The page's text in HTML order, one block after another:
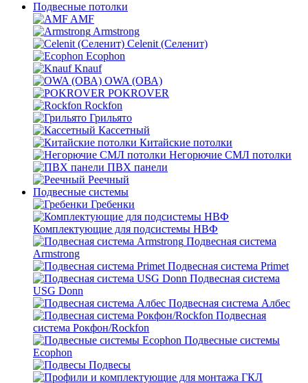
Подвесные потолки
AMF
Armstrong
Celenit (Селенит)
Ecophon
Knauf
OWA (ОВА)
POKROVER
Rockfon
Грильято
Кассетный
Китайские потолки
Негорючие СМЛ потолки
ПВХ панели
Реечный
Подвесные системы
Гребенки
Комплектующие для подсистемы НВФ
Подвесная система
Armstrong
Подвесная система Primet
Подвесная система
USG Donn
Подвесная система Албес
Подвесная
система Рокфон/Rockfon
Подвесные системы
Ecophon
Подвесы